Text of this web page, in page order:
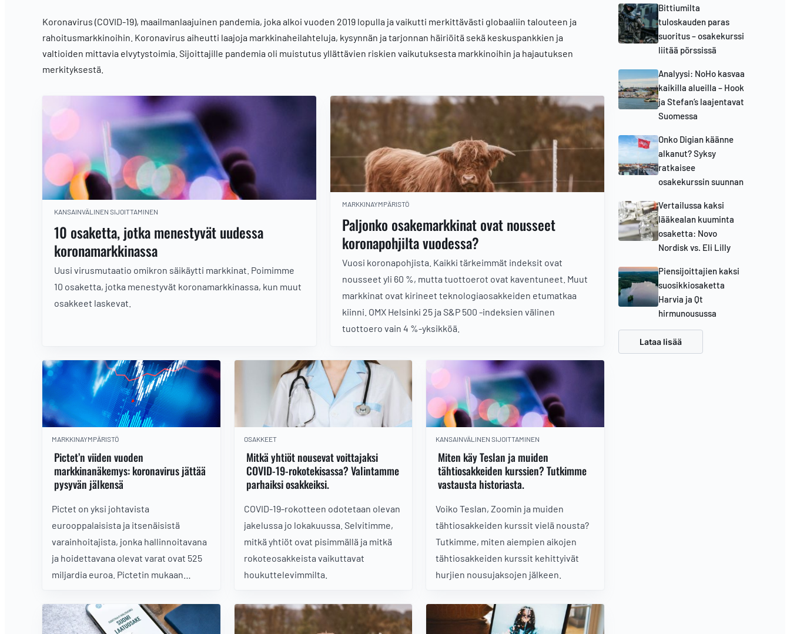
Koronavirus (COVID-19), maailmanlaajuinen pandemia, joka alkoi vuoden 2019 lopulla ja vaikutti merkittävästi globaaliin talouteen ja
rahoitusmarkkinoihin. Koronavirus aiheutti laajoja markkinaheilahteluja, kysynnän ja tarjonnan häiriöitä sekä keskuspankkien ja
valtioiden mittavia elvytystoimia. Sijoittajille pandemia oli muistutus yllättävien riskien vaikutuksesta markkinoihin ja hajautuksen
merkityksestä.
KANSAINVÄLINEN SIJOITTAMINEN
10 osaketta, jotka menestyvät uudessa
koronamarkkinassa
Uusi virusmutaatio omikron säikäytti markkinat. Poimimme
10 osaketta, jotka menestyvät koronamarkkinassa, kun muut
osakkeet laskevat.
MARKKINAYMPÄRISTÖ
Paljonko osakemarkkinat ovat nousseet
koronapohjilta vuodessa?
Vuosi koronapohjista. Kaikki tärkeimmät indeksit ovat
nousseet yli 60 %, mutta tuottoerot ovat kaventuneet. Muut
markkinat ovat kirineet teknologiaosakkeiden etumatkaa
kiinni. OMX Helsinki 25 ja S&P 500 -indeksien välinen
tuottoero vain 4 %-yksikköä.
MARKKINAYMPÄRISTÖ
Pictet’n viiden vuoden
markkinanäkemys: koronavirus jättää
pysyvän jälkensä
Pictet on yksi johtavista
eurooppalaisista ja itsenäisistä
varainhoitajista, jonka hallinnoitavana
ja hoidettavana olevat varat ovat 525
miljardia euroa. Pictetin mukaan
sijoitusaika merkitsee suuria
haasteita ja sijoituksia on hajautettava
OSAKKEET
Mitkä yhtiöt nousevat voittajaksi
COVID-19-rokotekisassa? Valintamme
parhaiksi osakkeiksi.
COVID-19-rokotteen odotetaan olevan
jakelussa jo lokakuussa. Selvitimme,
mitkä yhtiöt ovat pisimmällä ja mitkä
rokoteosakkeista vaikuttavat
houkuttelevimmilta.
KANSAINVÄLINEN SIJOITTAMINEN
Miten käy Teslan ja muiden
tähtiosakkeiden kurssien? Tutkimme
vastausta historiasta.
Voiko Teslan, Zoomin ja muiden
tähtiosakkeiden kurssit vielä nousta?
Tutkimme, miten aiempien aikojen
tähtiosakkeiden kurssit kehittyivät
hurjien nousujaksojen jälkeen.
Bittiumilta
tuloskauden paras
suoritus – osakekurssi
liitää pörssissä
Analyysi: NoHo kasvaa
kaikilla alueilla – Hook
ja Stefan’s laajentavat
Suomessa
Onko Digian käänne
alkanut? Syksy
ratkaisee
osakekurssin suunnan
Vertailussa kaksi
lääkealan kuuminta
osaketta: Novo
Nordisk vs. Eli Lilly
Piensijoittajien kaksi
suosikkiosaketta
Harvia ja Qt
hirmunousussa
Lataa lisää